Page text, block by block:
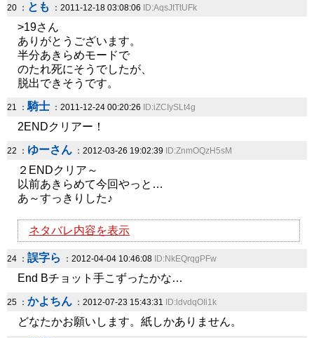
20 ： とも ：2011-12-18 03:08:06 ID:AqsJtTtUFk
>19さん
ありがとうございます。
半分あきらめモードで
のたれ死にそうでしたが、
脱出できそうです。
21 ：騎士 ：2011-12-24 00:20:26 ID:iZCIySLt4g
2ENDクリアー！
22 ： ゆーさん ：2012-03-26 19:02:39 ID:ZnmOQzH5sM
２ENDクリア～
以前あきらめて今回やっと…
あ～すっきりした♪
ネタバレ内容を表示
24 ： 誤字ら ：2012-04-04 10:46:08 ID:NkEQrqgPFw
End Bチョット手こずったかな…
25 ： かよちん ：2012-07-23 15:43:31 ID:ldvdqOIi1k
どなたかお願いします。紙しかありません。